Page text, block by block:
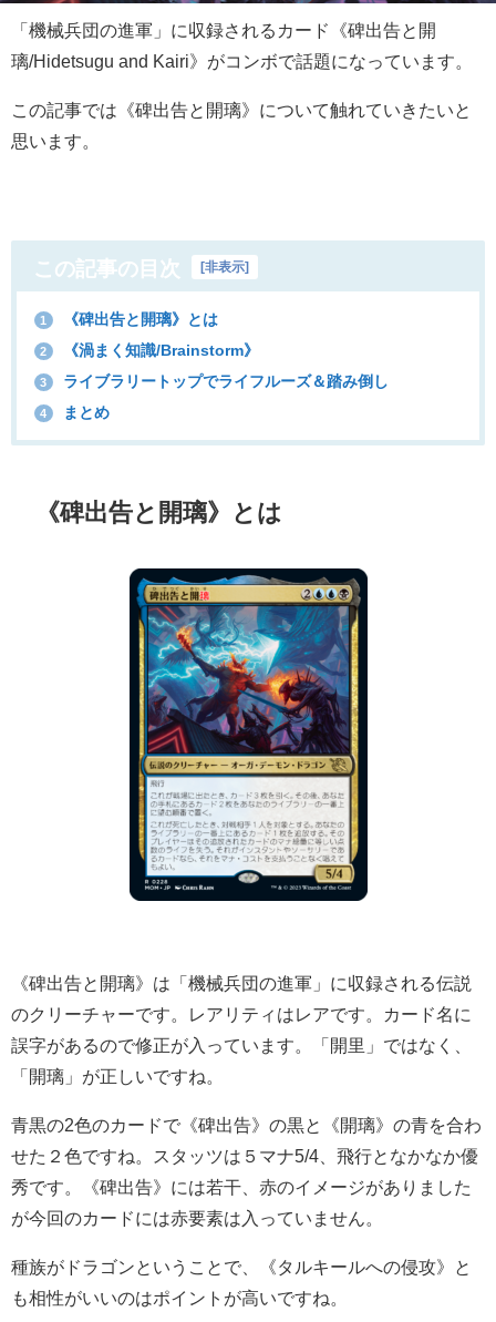
「機械兵団の進軍」に収録されるカード《碑出告と開
璃/Hidetsugu and Kairi》がコンボで話題になっています。
この記事では《碑出告と開璃》について触れていきたいと
思います。
この記事の目次 非表示
1 《碑出告と開璃》とは
2 《渦まく知識/Brainstorm》
3 ライブラリートップでライフルーズ＆踏み倒し
4 まとめ
《碑出告と開璃》とは
《碑出告と開璃》は「機械兵団の進軍」に収録される伝説
のクリーチャーです。レアリティはレアです。カード名に
誤字があるので修正が入っています。「 開里 」ではなく、
「開璃」が正しいですね。
青黒の2色のカードで《碑出告》の黒と《開璃》の青を合わ
せた２色ですね。スタッツは５マナ5/4、飛行となかなか優
秀です。《碑出告》には若干、赤のイメージがありました
が今回のカードには赤要素は入っていません。
種族がドラゴンということで、《タルキールへの侵攻》と
も相性がいいのはポイントが高いですね。